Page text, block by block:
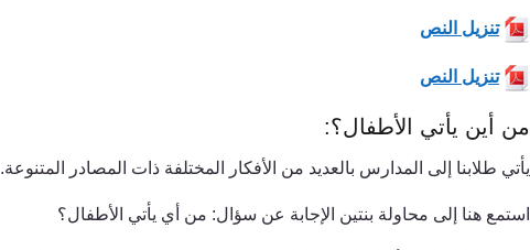
تنزيل النص
تنزيل النص
من أين يأتي الأطفال؟:
يأتي طلابنا إلى المدارس بالعديد من الأفكار المختلفة ذات المصادر المتنوعة.
استمع هنا إلى محاولة بنتين الإجابة عن سؤال: من أي يأتي الأطفال؟